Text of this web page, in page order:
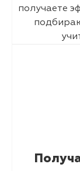
получаете